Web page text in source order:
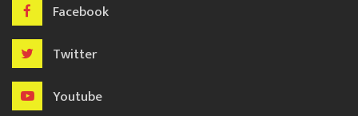
Facebook
Twitter
Youtube